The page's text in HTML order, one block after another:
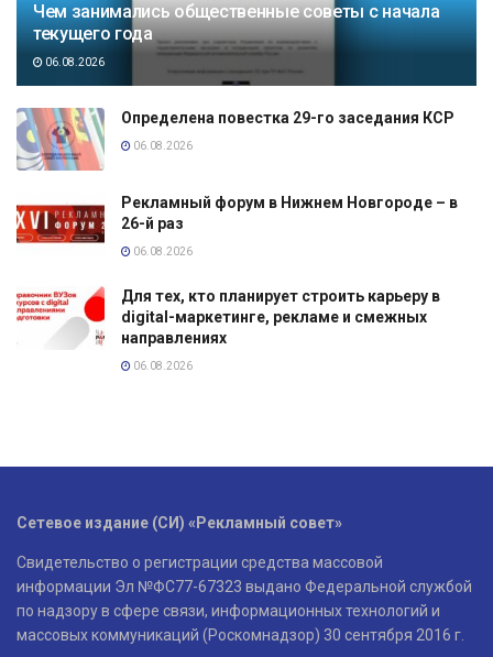
Чем занимались общественные советы с начала
текущего года
06.08.2026
Определена повестка 29-го заседания КСР
06.08.2026
Рекламный форум в Нижнем Новгороде – в
26-й раз
06.08.2026
Для тех, кто планирует строить карьеру в
digital-маркетинге, рекламе и смежных
направлениях
06.08.2026
Сетевое издание (СИ) «Рекламный совет»
Свидетельство о регистрации средства массовой
информации Эл №ФС77-67323 выдано Федеральной службой
по надзору в сфере связи, информационных технологий и
массовых коммуникаций (Роскомнадзор) 30 сентября 2016 г.